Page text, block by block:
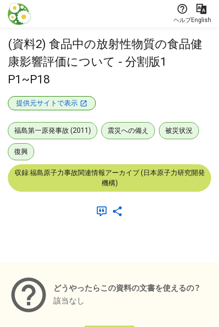
本文に飛ぶ
ヘルプEnglish
(資料2) 食品中の放射性物質の食品健
康影響評価について - 分割版1
P1~P18
提供元サイトで表示
福島第一原発事故 (2011) 震災への備え 被災状況
復興
収録:福島原子力事故関連情報アーカイブ (日本原子力研究開発
機構)
どうやったらこの資料の文書を使えるの？
該当なし